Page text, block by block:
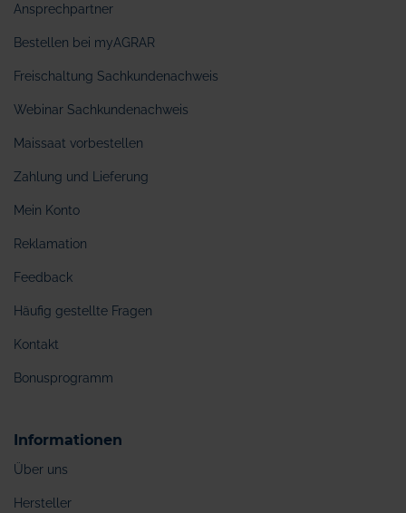
Ansprechpartner
Bestellen bei myAGRAR
Freischaltung Sachkundenachweis
Webinar Sachkundenachweis
Maissaat vorbestellen
Zahlung und Lieferung
Mein Konto
Reklamation
Feedback
Häufig gestellte Fragen
Kontakt
Bonusprogramm
Informationen
Über uns
Hersteller